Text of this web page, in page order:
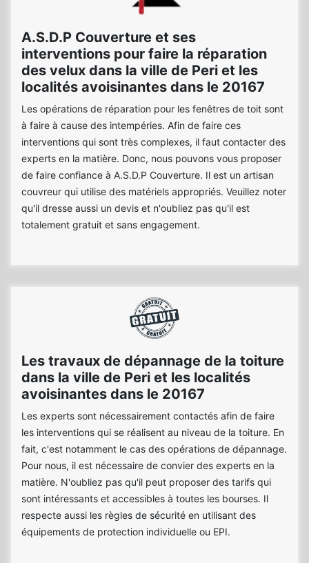
A.S.D.P Couverture et ses
interventions pour faire la réparation
des velux dans la ville de Peri et les
localités avoisinantes dans le 20167
Les opérations de réparation pour les fenêtres de toit sont
à faire à cause des intempéries. Afin de faire ces
interventions qui sont très complexes, il faut contacter des
experts en la matière. Donc, nous pouvons vous proposer
de faire confiance à A.S.D.P Couverture. Il est un artisan
couvreur qui utilise des matériels appropriés. Veuillez noter
qu'il dresse aussi un devis et n'oubliez pas qu'il est
totalement gratuit et sans engagement.
Les travaux de dépannage de la toiture
dans la ville de Peri et les localités
avoisinantes dans le 20167
Les experts sont nécessairement contactés afin de faire
les interventions qui se réalisent au niveau de la toiture. En
fait, c'est notamment le cas des opérations de dépannage.
Pour nous, il est nécessaire de convier des experts en la
matière. N'oubliez pas qu'il peut proposer des tarifs qui
sont intéressants et accessibles à toutes les bourses. Il
respecte aussi les règles de sécurité en utilisant des
équipements de protection individuelle ou EPI.